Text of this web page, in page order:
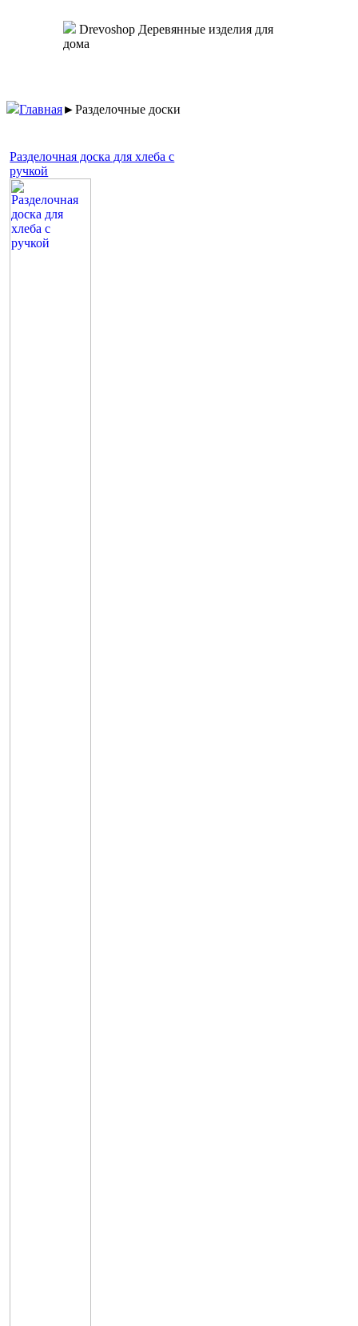
Drevoshop Деревянные изделия для
дома
Главная►Разделочные доски
Разделочная доска для хлеба с
ручкой